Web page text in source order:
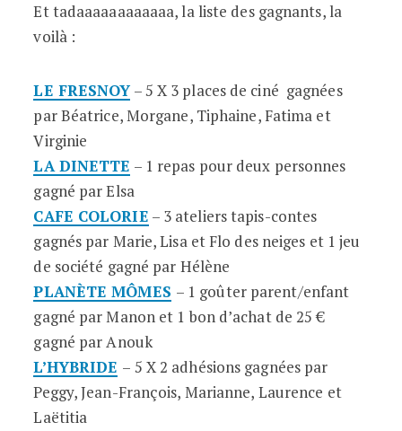
Et tadaaaaaaaaaaaa, la liste des gagnants, la
voilà :
LE FRESNOY– 5 X 3 places de ciné gagnées
par Béatrice, Morgane, Tiphaine, Fatima et
Virginie
LA DINETTE – 1 repas pour deux personnes
gagné par Elsa
CAFE COLORIE – 3 ateliers tapis-contes
gagnés par Marie, Lisa et Flo des neiges et 1 jeu
de société gagné par Hélène
PLANÈTE MÔMES – 1 goûter parent/enfant
gagné par Manon et 1 bon d’achat de 25 €
gagné par Anouk
L’HYBRIDE – 5 X 2 adhésions gagnées par
Peggy, Jean-François, Marianne, Laurence et
Laëtitia